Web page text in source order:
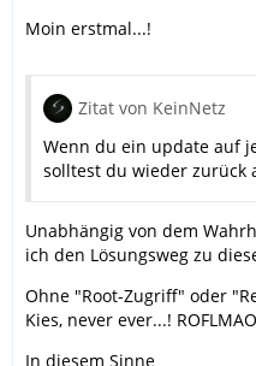
Moin erstmal...!
Zitat von KeinNetz
Wenn du ein update auf
solltest du wieder zurück
Unabhängig von dem
ich den Lösungsweg zu
Ohne "Root-Zugriff" oder
Kies, never ever...! ROFLMAO
In diesem Sinne